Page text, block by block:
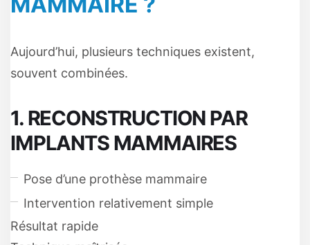
Aujourd’hui, plusieurs techniques existent,
souvent combinées.
1. RECONSTRUCTION PAR
IMPLANTS MAMMAIRES
Pose d’une prothèse mammaire
Intervention relativement simple
Résultat rapide